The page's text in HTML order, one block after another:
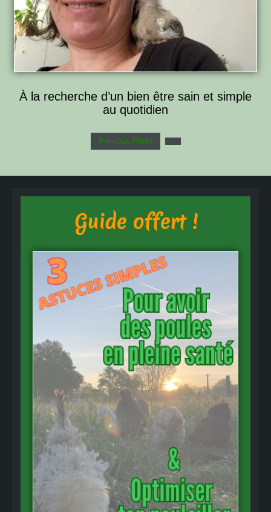
À la recherche d’un bien être sain et simple
au quotidien
Previous Photo
Guide offert !